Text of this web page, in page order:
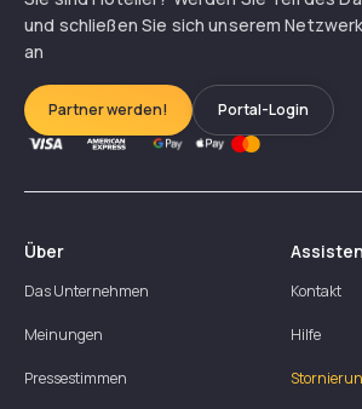
und schließen Sie sich unserem
an
Partner werden! Portal-Login
Über
Das Unternehmen
Meinungen
Pressestimmen
Kontakt
Hilfe